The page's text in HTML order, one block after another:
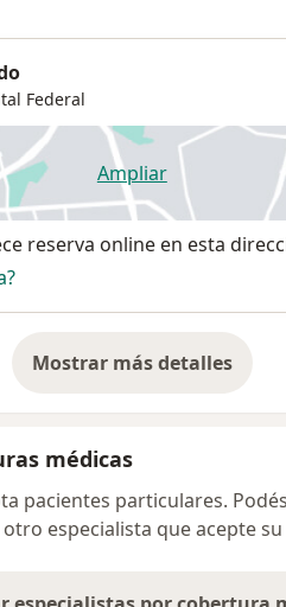
Federal
Ampliarse abre en una
reserva online en esta
Mostrar más detalles
sobre la dirección
médicas
pacientes particulares.
especialista que acepte